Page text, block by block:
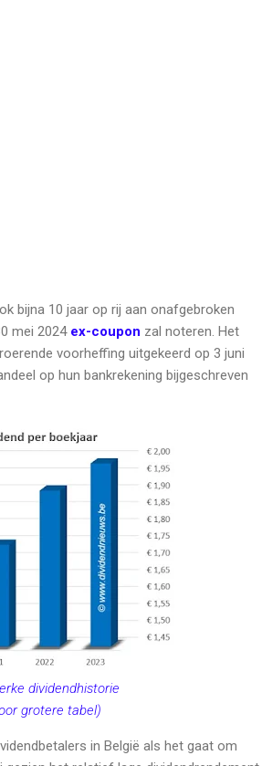
bijna 10 jaar op rij aan onafgebroken
mei 2024 ex-coupon zal noteren. Het
voorheffing uitgekeerd op 3 juni
op hun bankrekening bijgeschreven
dividendhistorie
grotere tabel)
in België als het gaat om